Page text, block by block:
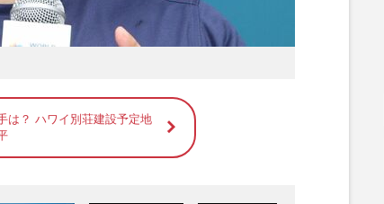
は？ ハワイ別荘建設予定地